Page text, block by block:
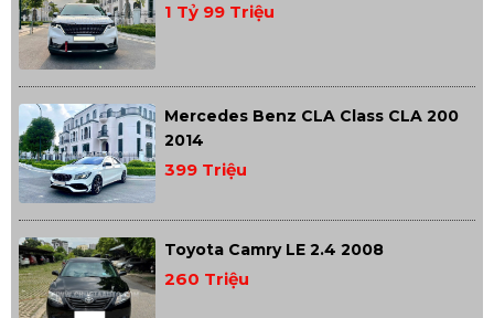
1 Tỷ 99 Triệu
Mercedes Benz CLA Class CLA 200
2014
399 Triệu
Toyota Camry LE 2.4 2008
260 Triệu